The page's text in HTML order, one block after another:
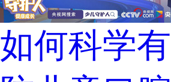
如何科学